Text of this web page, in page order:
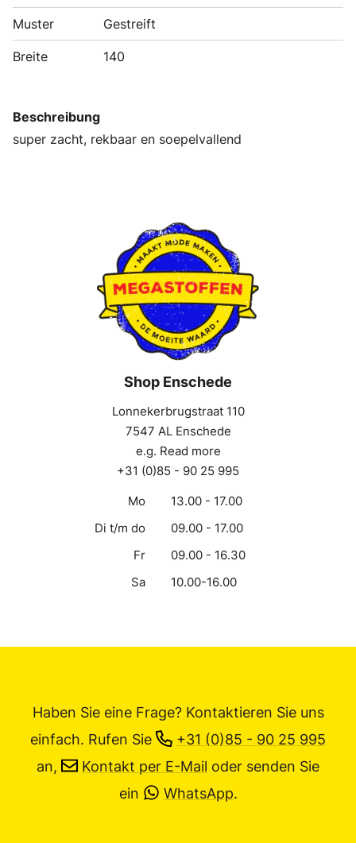
Muster Gestreift
Breite 140
Beschreibung
super zacht, rekbaar en soepelvallend
Shop Enschede
Lonnekerbrugstraat 110
7547 AL Enschede
e.g. Read more
+31 (0)85 - 90 25 995
Mo
13.00 - 17.00
Di t/m do
09.00 - 17.00
Fr
09.00 - 16.30
Sa
10.00-16.00
Haben Sie eine Frage? Kontaktieren Sie uns
einfach. Rufen Sie
+31 (0)85 - 90 25 995
an,
Kontakt per E-Mail oder senden Sie
ein
WhatsApp.